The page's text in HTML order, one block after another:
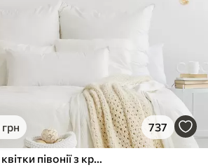
грн 737
Крупний план білої квітки півонії з крапельками води на пелюстках на розмитому фоні